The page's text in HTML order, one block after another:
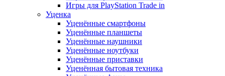
Игры для PlayStation Trade in
Уценка
Уценённые смартфоны
Уценённые планшеты
Уценённые наушники
Уценённые ноутбуки
Уценённые приставки
Уценённая бытовая техника